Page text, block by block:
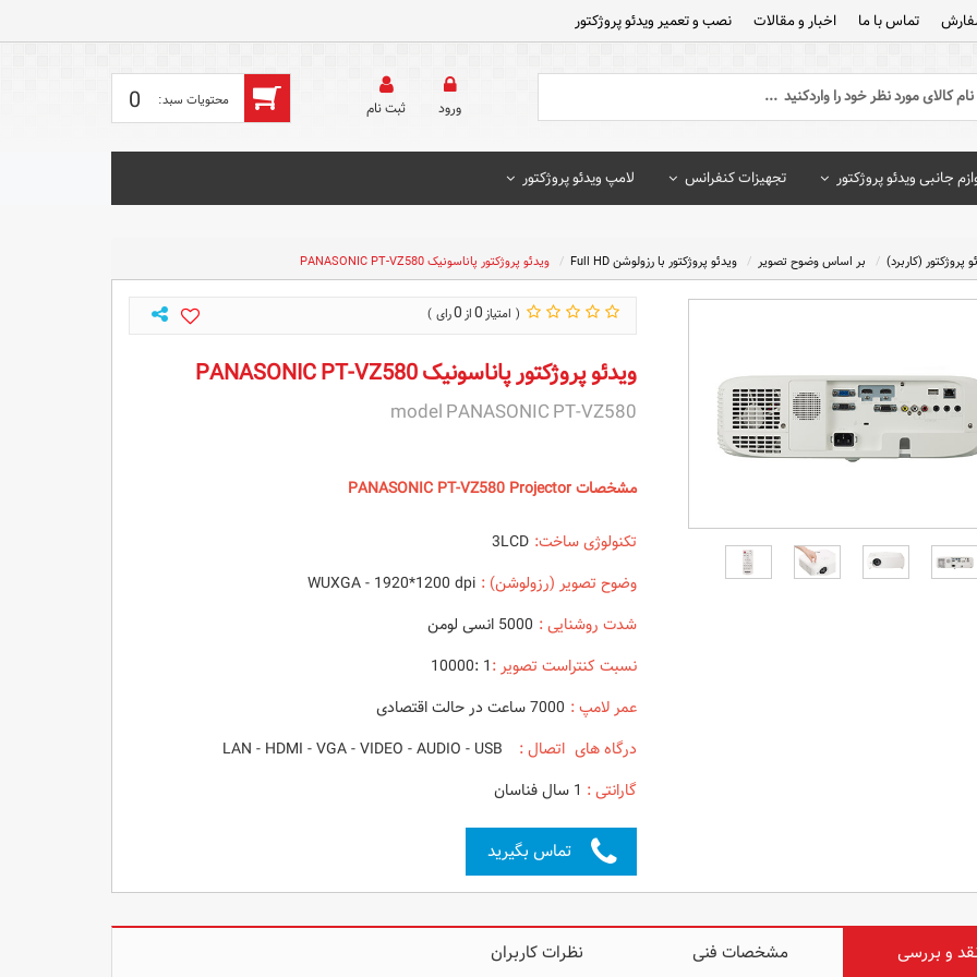
تماس با ما اخبار و مقالات نصب و تعمیر ویدئو پروژکتور
0 ورود ثبت‌ نام
جانبی ویدئو پروژکتور تجهیزات کنفرانس لامپ ویدئو پروژکتور
پروژکتور (کاربرد) بر اساس وضوح تصویر ویدئو پروژکتور با رزولوشن Full HD ویدئو پروژکتور پاناسونیک PANASONIC PT-VZ580
0
0
ویدئو پروژکتور پاناسونیک PANASONIC PT-VZ580
model PANASONIC PT-VZ580
مشخصات PANASONIC PT-VZ580 Projector
تکنولوژی ساخت: 3LCD
وضوح تصویر (رزولوشن) : WUXGA - 1920*1200 dpi
شدت روشنایی :
نسبت کنتراست تصویر :1 :10000
عمر لامپ :
درگاه های اتصال :
گارانتی :
تماس بگیرید
و بررسی مشخصات فنی نظرات کاربران